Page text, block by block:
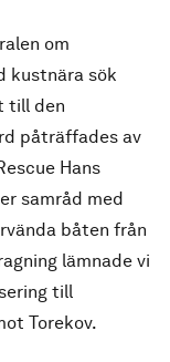
om
kustnära sök
till den
påträffades av
Hans
samråd med
båten från
lämnade vi
till
Torekov.